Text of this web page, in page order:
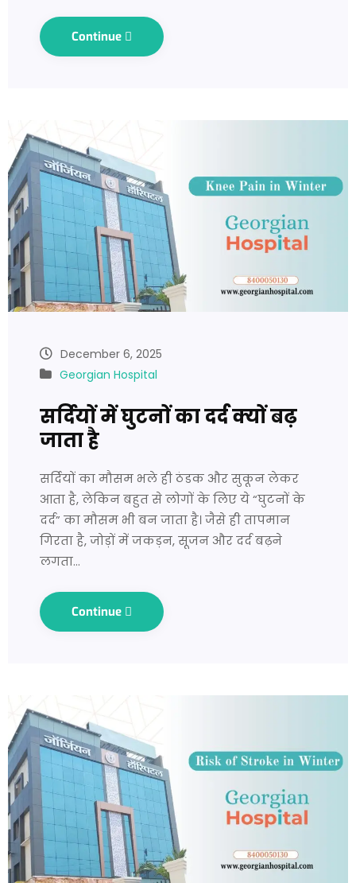
Continue
December 6, 2025
Georgian Hospital
सर्दियों में घुटनों का दर्द क्यों बढ़
जाता है
सर्दियों का मौसम भले ही ठंडक और सुकून लेकर
आता है, लेकिन बहुत से लोगों के लिए ये “घुटनों के
दर्द” का मौसम भी बन जाता है। जैसे ही तापमान
गिरता है, जोड़ों में जकड़न, सूजन और दर्द बढ़ने
लगता…
Continue